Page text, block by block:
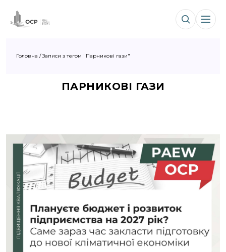
Головна /Записи з тегом "Парникові гази"
ПАРНИКОВІ ГАЗИ